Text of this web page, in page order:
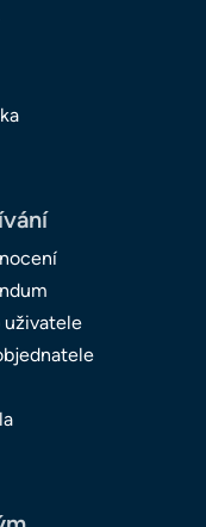
uživatele